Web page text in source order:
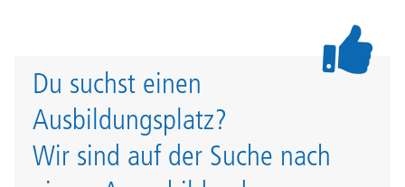
Du suchst einen
Ausbildungsplatz?
Wir sind auf der Suche nach